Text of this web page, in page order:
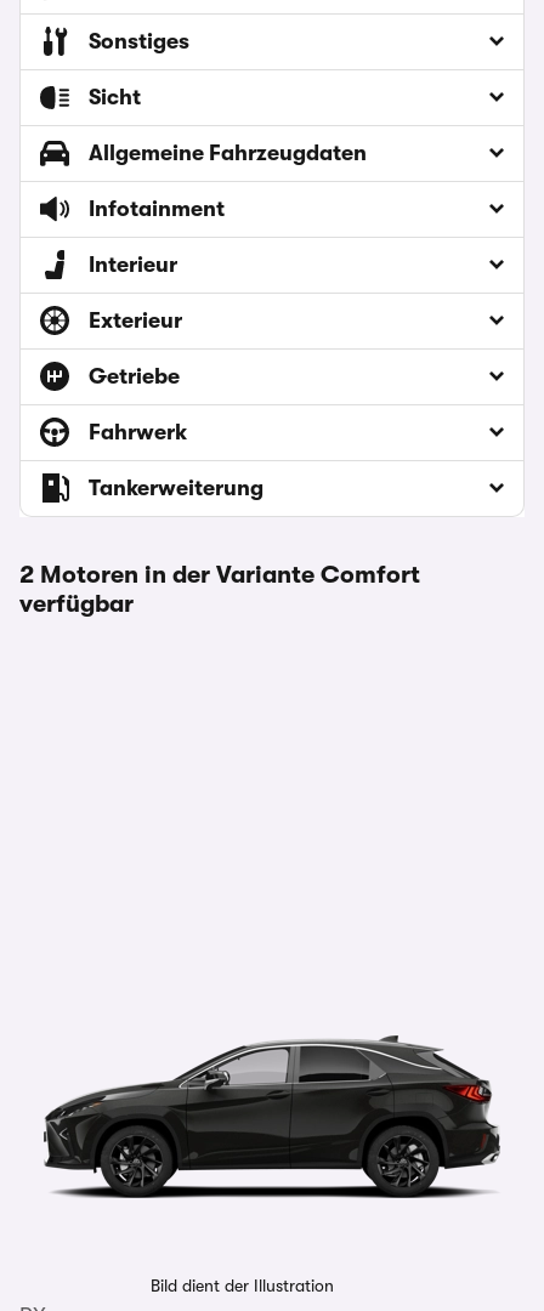
Sonstiges
Sicht
Allgemeine Fahrzeugdaten
Infotainment
Interieur
Exterieur
Getriebe
Fahrwerk
Tankerweiterung
2 Motoren in der Variante Comfort
verfügbar
Bild dient der Illustration